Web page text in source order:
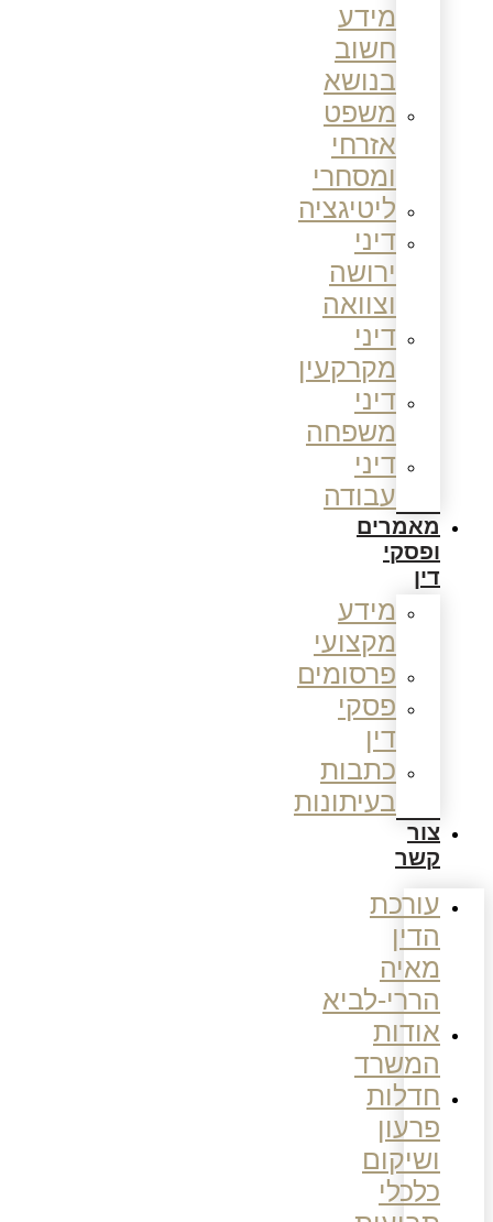
מידע
חשוב
בנושא
משפט
אזרחי
ומסחרי
ליטיגציה
דיני
ירושה
וצוואה
דיני
מקרקעין
דיני
משפחה
דיני
עבודה
מאמרים
ופסקי
דין
מידע
מקצועי
פרסומים
פסקי
דין
כתבות
בעיתונות
צור
קשר
עורכת
הדין
מאיה
הררי-לביא
אודות
המשרד
חדלות
פרעון
ושיקום
כלכלי